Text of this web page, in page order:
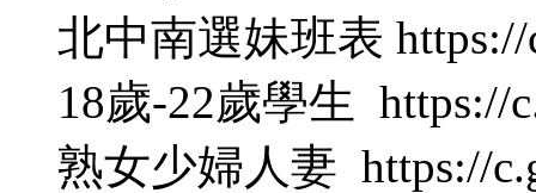
北中南選妹班表 https://
18歲-22歲學生 https://
熟女少婦人妻 https://